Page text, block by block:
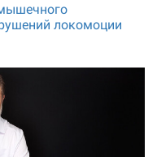
локомоции